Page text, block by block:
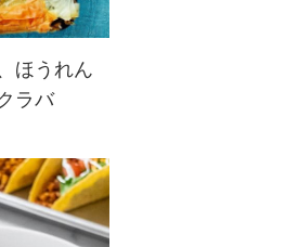
バ。ほう
えくるみ
食感や満
つをかけ
ほうれん
ラバ